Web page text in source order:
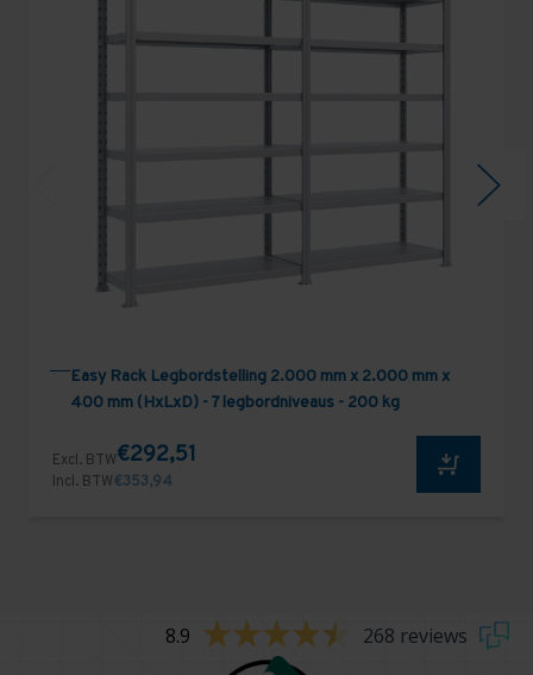
Easy Rack Legbordstelling 2.000 mm x 2.000 mm x
400 mm (HxLxD) - 7 legbordniveaus - 200 kg
Excl. BTW€292,51
Incl. BTW€353,94
8.9 268 reviews